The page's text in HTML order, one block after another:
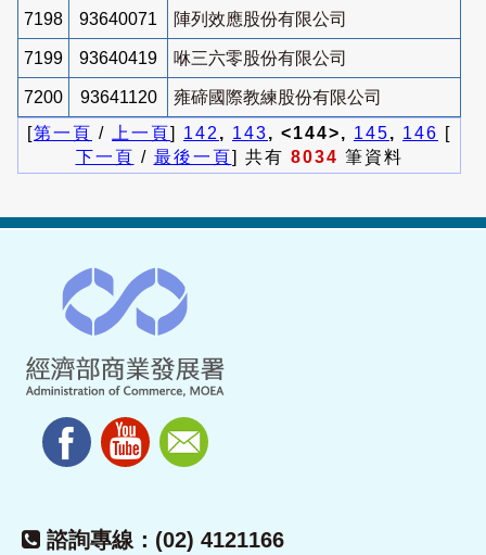
7198 93640071 陣列效應股份有限公司
7199 93640419 咻三六零股份有限公司
7200 93641120
雍碲國際教練股份有限公司
[第一頁 / 上一頁] 142 , 143, <144>, 145, 146 [
下一頁 / 最後一頁] 共有 8034 筆資料
諮詢專線：(02) 4121166